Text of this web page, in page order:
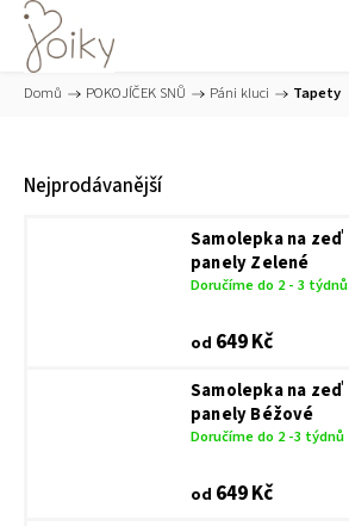
Domů / POKOJÍČEK SNŮ / Páni kluci / Tapety
Nejprodávanější
Samolepka na zeď
panely Zelené
Doručíme do 2 - 3 týdnů
od 649 Kč
Samolepka na zeď
panely Béžové
Doručíme do 2 -3 týdnů
od 649 Kč